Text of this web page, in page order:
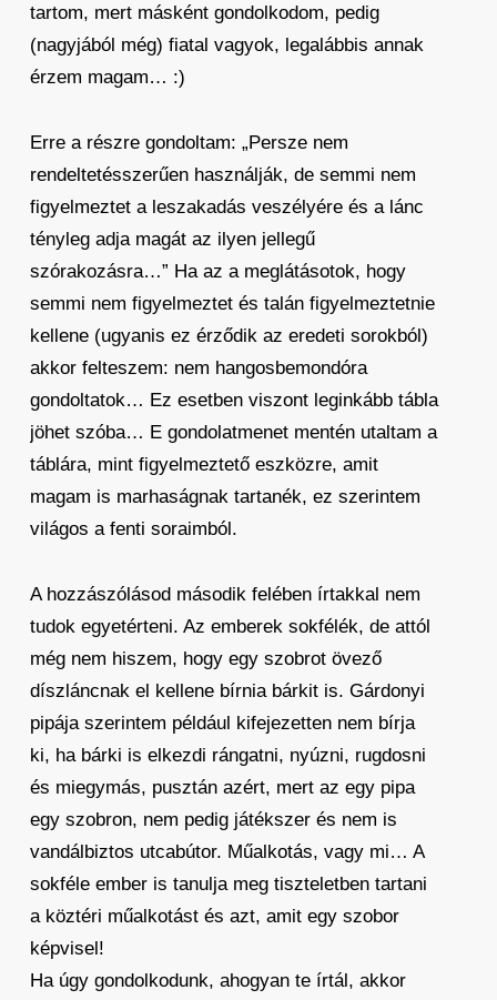
tartom, mert másként gondolkodom, pedig
(nagyjából még) fiatal vagyok, legalábbis annak
érzem magam… :)
Erre a részre gondoltam: „Persze nem
rendeltetésszerűen használják, de semmi nem
figyelmeztet a leszakadás veszélyére és a lánc
tényleg adja magát az ilyen jellegű
szórakozásra…” Ha az a meglátásotok, hogy
semmi nem figyelmeztet és talán figyelmeztetnie
kellene (ugyanis ez érződik az eredeti sorokból)
akkor felteszem: nem hangosbemondóra
gondoltatok… Ez esetben viszont leginkább tábla
jöhet szóba… E gondolatmenet mentén utaltam a
táblára, mint figyelmeztető eszközre, amit
magam is marhaságnak tartanék, ez szerintem
világos a fenti soraimból.
A hozzászólásod második felében írtakkal nem
tudok egyetérteni. Az emberek sokfélék, de attól
még nem hiszem, hogy egy szobrot övező
díszláncnak el kellene bírnia bárkit is. Gárdonyi
pipája szerintem például kifejezetten nem bírja
ki, ha bárki is elkezdi rángatni, nyúzni, rugdosni
és miegymás, pusztán azért, mert az egy pipa
egy szobron, nem pedig játékszer és nem is
vandálbiztos utcabútor. Műalkotás, vagy mi… A
sokféle ember is tanulja meg tiszteletben tartani
a köztéri műalkotást és azt, amit egy szobor
képvisel!
Ha úgy gondolkodunk, ahogyan te írtál, akkor